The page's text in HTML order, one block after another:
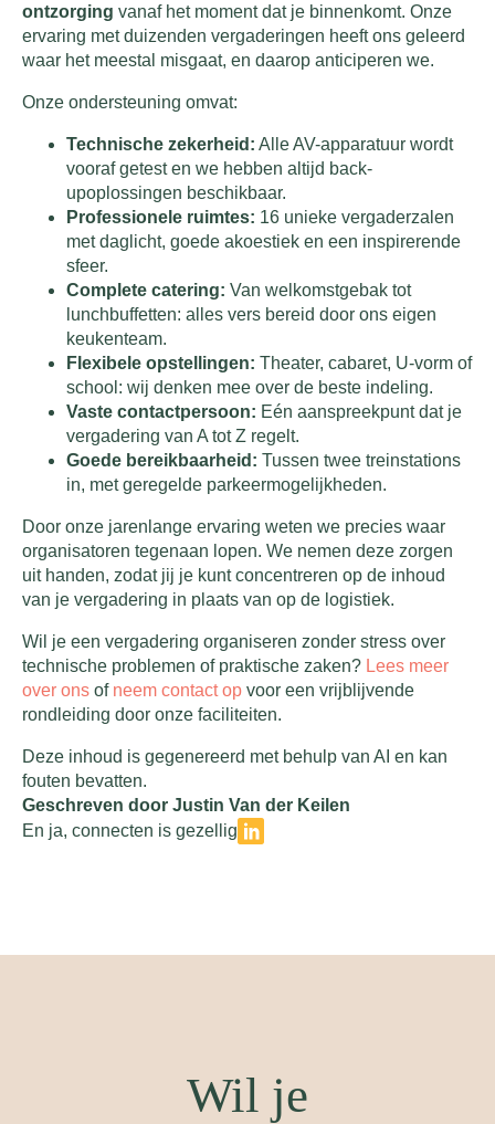
ontzorging vanaf het moment dat je binnenkomt. Onze
ervaring met duizenden vergaderingen heeft ons geleerd
waar het meestal misgaat, en daarop anticiperen we.
Onze ondersteuning omvat:
Technische zekerheid: Alle AV-apparatuur wordt
vooraf getest en we hebben altijd back-
upoplossingen beschikbaar.
Professionele ruimtes: 16 unieke vergaderzalen
met daglicht, goede akoestiek en een inspirerende
sfeer.
Complete catering: Van welkomstgebak tot
lunchbuffetten: alles vers bereid door ons eigen
keukenteam.
Flexibele opstellingen: Theater, cabaret, U-vorm of
school: wij denken mee over de beste indeling.
Vaste contactpersoon: Eén aanspreekpunt dat je
vergadering van A tot Z regelt.
Goede bereikbaarheid: Tussen twee treinstations
in, met geregelde parkeermogelijkheden.
Door onze jarenlange ervaring weten we precies waar
organisatoren tegenaan lopen. We nemen deze zorgen
uit handen, zodat jij je kunt concentreren op de inhoud
van je vergadering in plaats van op de logistiek.
Wil je een vergadering organiseren zonder stress over
technische problemen of praktische zaken? Lees meer
over ons of neem contact op voor een vrijblijvende
rondleiding door onze faciliteiten.
Deze inhoud is gegenereerd met behulp van AI en kan
fouten bevatten.
Geschreven door Justin Van der Keilen
En ja, connecten is gezellig
Wil je